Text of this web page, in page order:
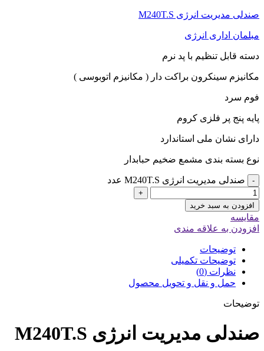
صندلی مدیریت انرژی M240T.S
مبلمان اداری انرژی
دسته قابل تنظیم با پد نرم
مکانیزم سینکرون براکت دار ( مکانیزم اتوبوسی )
فوم سرد
پایه پنج پر فلزی کروم
دارای نشان ملی استاندارد
نوع بسته بندی مشمع ضخیم حبابدار
- صندلی مدیریت انرژی M240T.S عدد
+
افزودن به سبد خرید
مقایسه
افزودن به علاقه مندی
توضیحات
توضیحات تکمیلی
نظرات (0)
حمل و نقل و تحویل محصول
توضیحات
صندلی مدیریت انرژی M240T.S